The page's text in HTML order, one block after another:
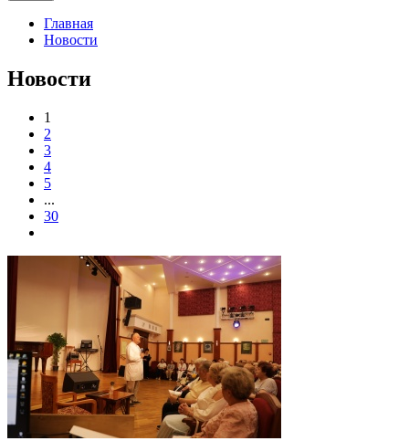
Главная
Новости
Новости
1
2
3
4
5
...
30